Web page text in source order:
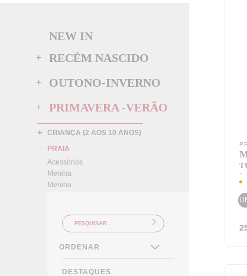
NEW IN
RECÉM NASCIDO
OUTONO-INVERNO
PRIMAVERA -VERÃO
CRIANÇA (2 AOS 10 ANOS)
PRAIA
Acessórios
Menina
Menino
DESTAQUES